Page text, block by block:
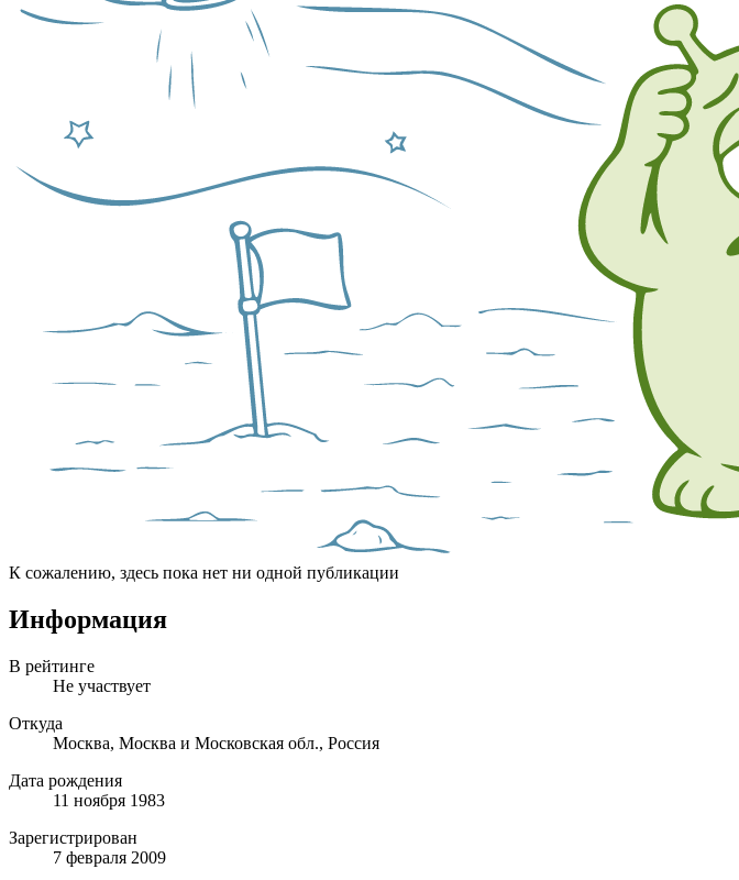
К сожалению, здесь пока нет ни одной публикации
Информация
В рейтинге
Не участвует
Откуда
Москва, Москва и Московская обл., Россия
Дата рождения
11 ноября 1983
Зарегистрирован
7 февраля 2009